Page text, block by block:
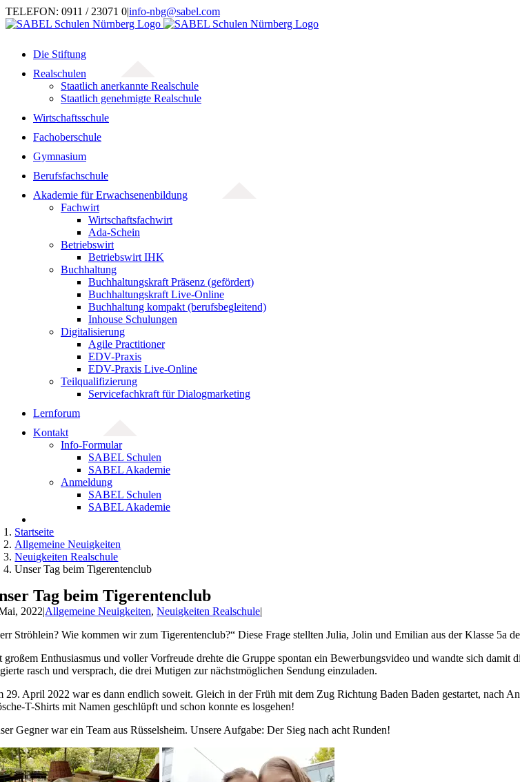
Zum
Inhalt
TELEFON: 0911 / 23071 0|info-nbg@sabel.com
Die Stiftung
Realschulen
Staatlich anerkannte Realschule
Staatlich genehmigte Realschule
Wirtschaftsschule
Fachoberschule
Gymnasium
Berufsfachschule
Akademie für Erwachsenenbildung
Fachwirt
Wirtschaftsfachwirt
Ada-Schein
Betriebswirt
Betriebswirt IHK
Buchhaltung
Buchhaltungskraft Präsenz (gefördert)
Buchhaltungskraft Live-Online
Buchhaltung kompakt (berufsbegleitend)
Inhouse Schulungen
Digitalisierung
Agile Practitioner
EDV-Praxis
EDV-Praxis Live-Online
Teilqualifizierung
Servicefachkraft für Dialogmarketing
Lernforum
Kontakt
Info-Formular
SABEL Schulen
SABEL Akademie
Anmeldung
SABEL Schulen
SABEL Akademie
Startseite
Allgemeine Neuigkeiten
Neuigkeiten Realschule
Unser Tag beim Tigerentenclub
Tag beim Tigerentenclub
2022|Allgemeine Neuigkeiten,Neuigkeiten Realschule|
Ströhlein? Wie kommen wir zum Tigerentenclub?“ Diese Frage stellten Julia, Jolin und Emilian aus der Klasse 5a
großem Enthusiasmus und voller Vorfreude drehte die Gruppe spontan ein Bewerbungsvideo und wandte sich damit
rasch und versprach, die drei Mutigen zur nächstmöglichen Sendung einzuladen.
29. April 2022 war es dann endlich soweit. Gleich in der Früh mit dem Zug Richtung Baden Baden gestartet, nach
T-Shirts mit Namen geschlüpft und schon konnte es losgehen!
Gegner war ein Team aus Rüsselsheim. Unsere Aufgabe: Der Sieg nach acht Runden!